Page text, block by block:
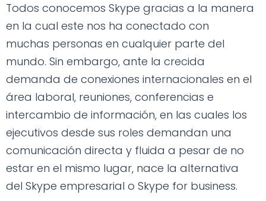
Todos conocemos Skype gracias a la manera
en la cual este nos ha conectado con
muchas personas en cualquier parte del
mundo. Sin embargo, ante la crecida
demanda de conexiones internacionales en el
área laboral, reuniones, conferencias e
intercambio de información, en las cuales los
ejecutivos desde sus roles demandan una
comunicación directa y fluida a pesar de no
estar en el mismo lugar, nace la alternativa
del Skype empresarial o Skype for business.